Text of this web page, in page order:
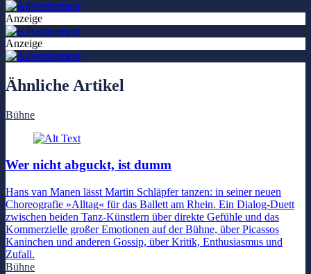
Anzeige
Anzeige
Ähnliche Artikel
Bühne
Wer nicht abguckt, ist dumm
Hans van Manen lässt Martin Schläpfer tanzen: in seiner neuen
Choreografie »Alltag« für das Ballett am Rhein. Ein Dialog-Duett
zwischen beiden Tanz-Künstlern über direkte Gefühle und das
Kommerzielle großer Emotionen auf der Bühne, über Picassos
Kaninchen und anderen Gossip, über Kritik, Enthusiasmus und
Zufall.
Bühne